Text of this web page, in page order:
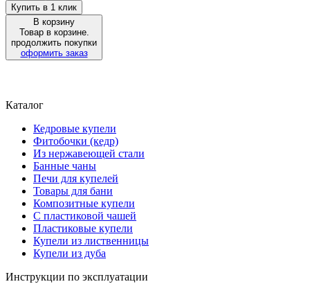
Купить в 1 клик
В корзину
Товар в корзине.
продолжить покупки
оформить заказ
Каталог
Кедровые купели
Фитобочки (кедр)
Из нержавеющей стали
Банные чаны
Печи для купелей
Товары для бани
Композитные купели
С пластиковой чашей
Пластиковые купели
Купели из лиственницы
Купели из дуба
Инструкции по эксплуатации